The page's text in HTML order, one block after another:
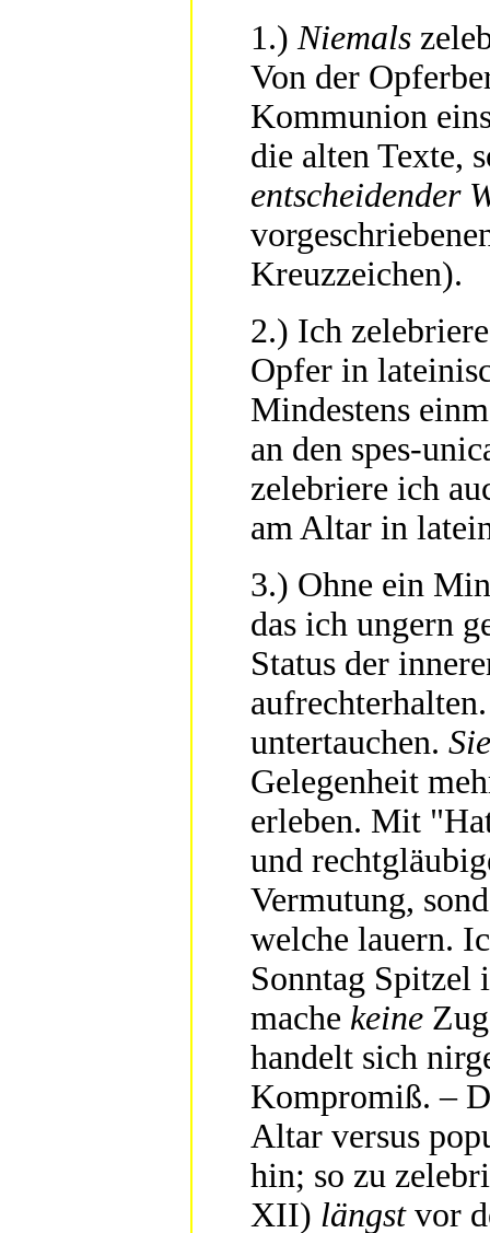
1.) Niemals
Von der
Kommunion
die alten Texte,
entscheidender
Kreuzzeichen).
2.) Ich
Opfer in
Mindestens
an den spes-
zelebriere ich
am Altar in
3.) Ohne ein
das ich ungern
Status der
untertauchen.
Gelegenheit
erleben. Mit
und
Vermutung,
welche lauern.
Sonntag Spitzel
mache keine
handelt sich
Kompromiß. –
Altar versus
hin; so zu
XII) längstvor